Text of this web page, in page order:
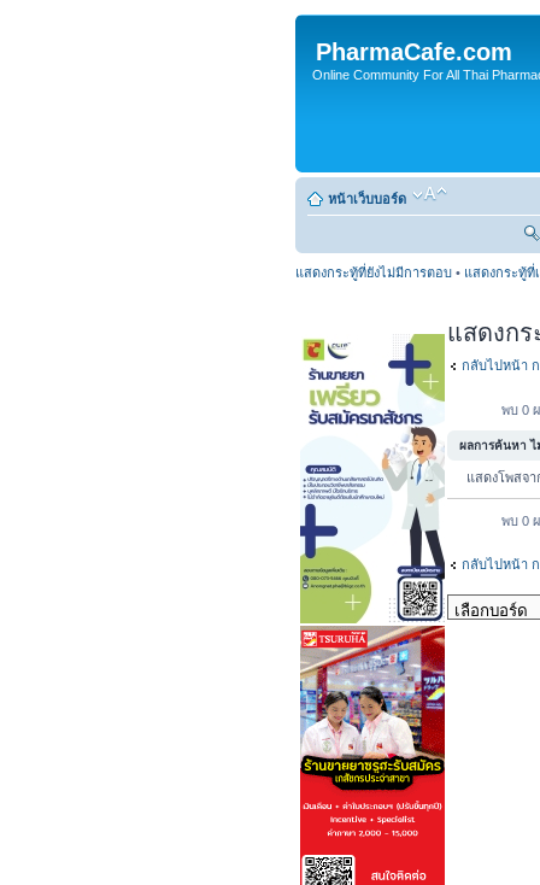
PharmaCafe.com
Online Community For All Thai
หน้าเว็บบอร์ด
แสดงกระทู้ที่ยังไม่มีการตอบ • แสดงกระทู้ที่
แสดงก
กลับไปหน้า
พบ 0
ผลการค้นหา
แสดงโพสจ
พบ 0
กลับไปหน้า